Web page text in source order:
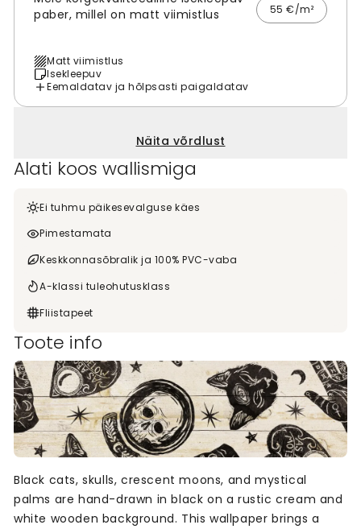
paber, millel on matt viimistlus
55 €/m²
Matt viimistlus
Isekleepuv
Eemaldatav ja hõlpsasti paigaldatav
Näita võrdlust
Alati koos wallismiga
Ei tuhmu päikesevalguse käes
Pimestamata
Keskkonnasõbralik ja 100% PVC-vaba
A-klassi tuleohutusklass
Fliistapeet
Toote info
Black cats, skulls, crescent moons, and mystical
palms are hand-drawn in black on a rustic cream and
white wooden background. This wallpaper brings a